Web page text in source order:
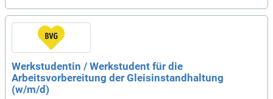
Werkstudentin / Werkstudent für die
Arbeitsvorbereitung der Gleisinstandhaltung
(w/m/d)